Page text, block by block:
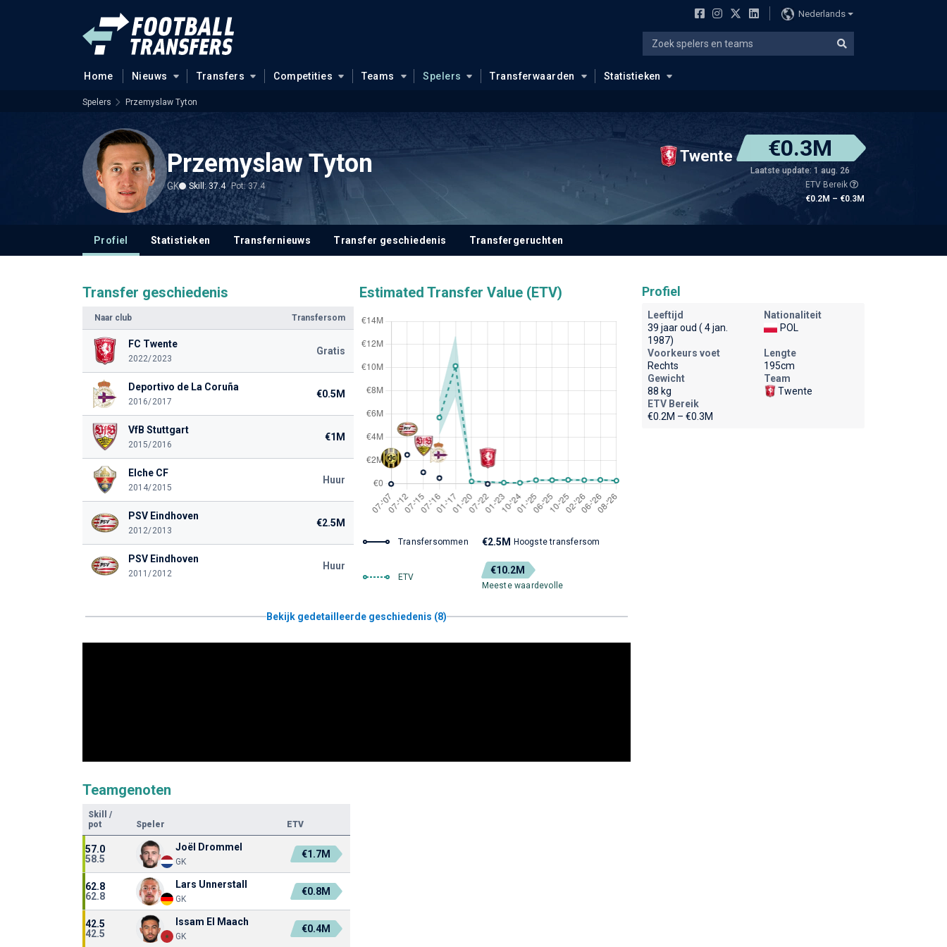
Nederlands
Home Nieuws Transfers Competities Teams Spelers Transferwaarden Statistieken
Spelers Przemyslaw Tyton
Przemyslaw Tyton
GK Skill: 37.4 Pot: 37.4
Twente €0.3M
Laatste update: 1 aug. 26
ETV Bereik
€0.2M – €0.3M
Profiel Statistieken Transfernieuws Transfer geschiedenis Transfergeruchten
Transfer geschiedenis
Naar club Transfersom
FC Twente
2022/2023
Gratis
Deportivo de La Coruña
2016/2017
€0.5M
VfB Stuttgart
2015/2016
€1M
Elche CF
2014/2015
Huur
PSV Eindhoven
2012/2013
€2.5M
PSV Eindhoven
2011/2012
Huur
Estimated Transfer Value (ETV)
Transfersommen €2.5M Hoogste transfersom
ETV
€10.2M
Meeste waardevolle
Bekijk gedetailleerde geschiedenis (8)
Teamgenoten
Skill
/
pot
Speler ETV
57.0
58.5
Joël Drommel
GK
€1.7M
62.8
62.8
Lars Unnerstall
GK
€0.8M
42.5
42.5
Issam El Maach
GK
€0.4M
Profiel
Leeftijd
39 jaar oud ( 4 jan.
1987)
Nationaliteit
POL
Voorkeurs voet
Rechts
Lengte
195cm
Gewicht
88 kg
Team
Twente
ETV Bereik
€0.2M – €0.3M